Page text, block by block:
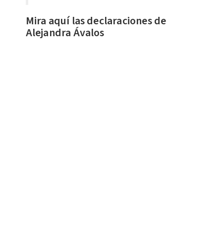
Mira aquí las declaraciones de
Alejandra Ávalos